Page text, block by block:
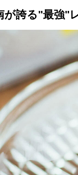
トップ プロが教